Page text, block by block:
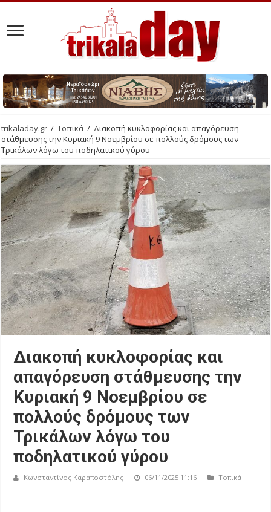
trikaladay.gr / Τοπικά / Διακοπή κυκλοφορίας και απαγόρευση
στάθμευσης την Κυριακή 9 Νοεμβρίου σε πολλούς δρόμους των
Τρικάλων λόγω του ποδηλατικού γύρου
Διακοπή κυκλοφορίας και
απαγόρευση στάθμευσης την
Κυριακή 9 Νοεμβρίου σε
πολλούς δρόμους των
Τρικάλων λόγω του
ποδηλατικού γύρου
Κωνσταντίνος Καραποστόλης 06/11/2025 11:16 Τοπικά